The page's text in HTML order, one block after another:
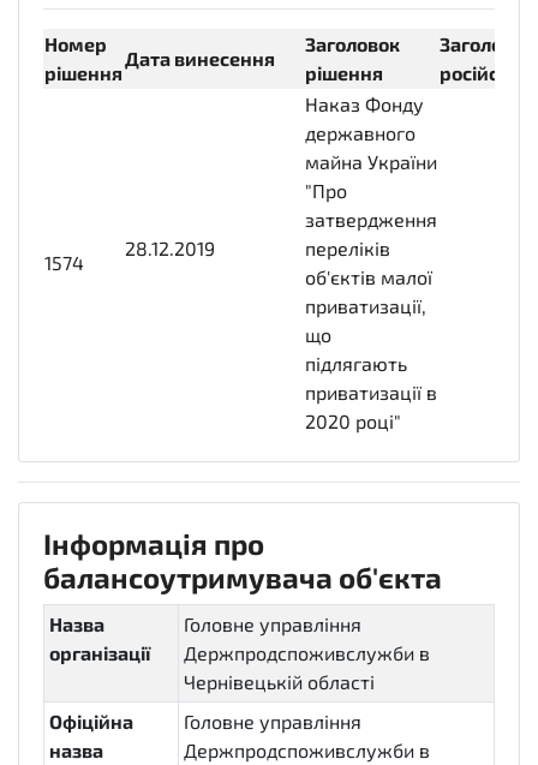
Номер
рішення
Дата винесення
Заголовок
рішення
Заголовок
1574
28.12.2019
Наказ Фонду
державного
майна України
"Про
затвердження
переліків
об'єктів малої
приватизації,
що
підлягають
приватизації в
2020 році"
Інформація про
балансоутримувача об'єкта
Назва
організації
Головне управління
Держпродспоживслужби в
Чернівецькій області
Офіційна
назва
Головне управління
Держпродспоживслужби в